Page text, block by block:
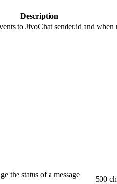
Description
to JivoChat sender.id and
the status of a message
500